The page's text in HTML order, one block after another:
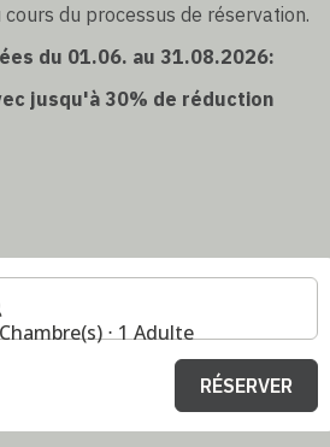
du processus de réservation.
du 01.06. au 31.08.2026:
jusqu'à 30% de réduction
⋅ 1 Adulte
RÉSERVER